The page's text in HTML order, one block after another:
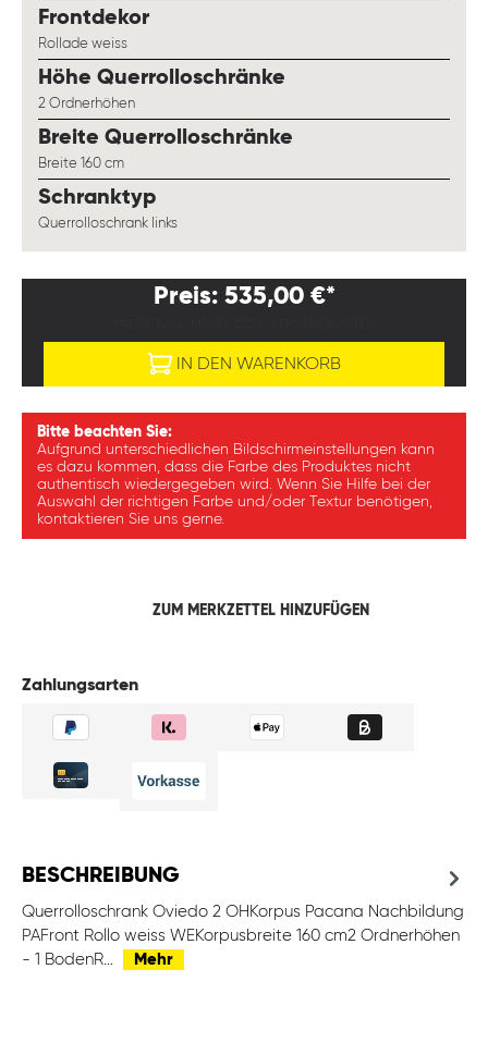
Frontdekorauswählen
Rollade weiss
Höhe Querrolloschränke
2 Ordnerhöhen
Breite Querrolloschränke
Breite 160 cm
Schranktypauswählen
Querrolloschrank links
Preis: 535,00 €*
IN DEN WARENKORB
Bitte beachten Sie:
Aufgrund unterschiedlichen Bildschirmeinstellungen kann
es dazu kommen, dass die Farbe des Produktes nicht
authentisch wiedergegeben wird. Wenn Sie Hilfe bei der
Auswahl der richtigen Farbe und/oder Textur benötigen,
kontaktieren Sie uns gerne.
ZUM MERKZETTEL HINZUFÜGEN
Zahlungsarten
BESCHREIBUNG
Querrolloschrank Oviedo 2 OHKorpus Pacana Nachbildung
PAFront Rollo weiss WEKorpusbreite 160 cm2 Ordnerhöhen
- 1 BodenR…
Mehr